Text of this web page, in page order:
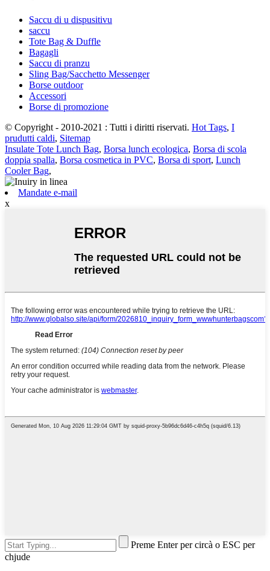
Saccu di u dispusitivu
saccu
Tote Bag & Duffle
Bagagli
Saccu di pranzu
Sling Bag/Sacchetto Messenger
Borse outdoor
Accessori
Borse di promozione
© Copyright - 2010-2021 : Tutti i diritti riservati. Hot Tags, I
prudutti caldi, Sitemap
Insulate Tote Lunch Bag, Borsa lunch ecologica, Borsa di scola
doppia spalla, Borsa cosmetica in PVC, Borsa di sport, Lunch
Cooler Bag,
Mandate e-mail
x
Preme Enter per circà o ESC per
chjude